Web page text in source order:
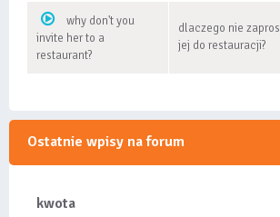
why don't you
invite her to a
restaurant?
dlaczego nie
jej do restauracji?
Ostatnie wpisy na forum
kwota